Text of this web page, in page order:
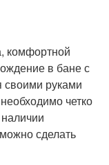
комфортной
в бане с
своими руками
четко
сделать